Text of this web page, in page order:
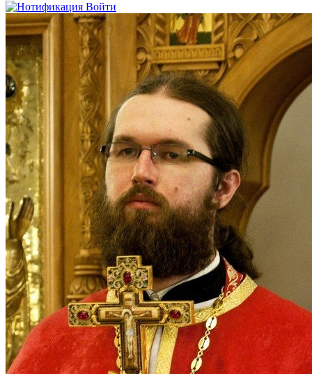
Войти